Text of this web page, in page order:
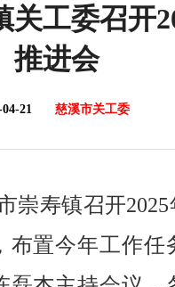
关工委召开
推进会
04-21 慈溪市关工委
崇寿镇召开
布置今年工作